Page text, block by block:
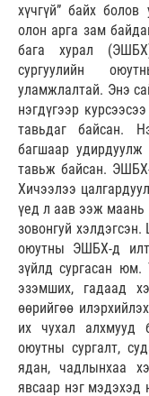
хүчгүй” байх
олон арга зам
бага хурал
сургуулийн
уламжлалтай. Энэ
нэгдүгээр
тавьдаг байсан.
багшаар
тавьж байсан.
Хичээлээ
үед л аав ээж маань
зовонгуй
оюутны ЭШБХ-д
зүйлд сургасан юм.
эзэмших, гадаад
өөрийгөө
их чухал алхмууд
оюутны сургалт,
ядан, чадлынхаа
явсаар нэг мэдэхэд